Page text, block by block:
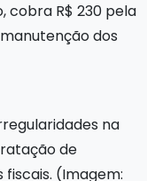
cobra R$ 230 pela
dos
na
de
(Imagem: